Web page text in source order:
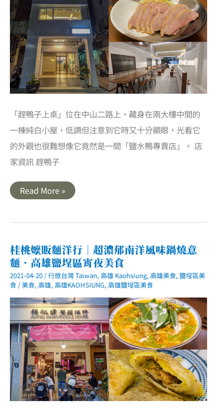
「趕鴨子上桌」位在中山二路上，藏身在兩大樓中間的
一棟純白小屋，低調但注意到它時又十分顯眼，光看它
的外觀也很難想像它竟然是一間「鹽水鴨專賣店」。 店
家資訊 趕鴨子
趕
鴨
桌
鴨
專
門
店
｜
高
最
美
鴨
肉
專
賣
店．
傳
統
小
吃
也
可
以
Read More »
桂桃嬤販麵洋行｜超濃郁南洋風味鍋燒意
麵．高雄鹽埕區宵夜美食
2021-04-20 /行旅台灣 Taiwan, 高雄 Kaohsiung, 高雄美食, 鹽埕區美
食 /美食, 高雄, 高雄KAOHSIUNG, 高雄鹽埕區美食